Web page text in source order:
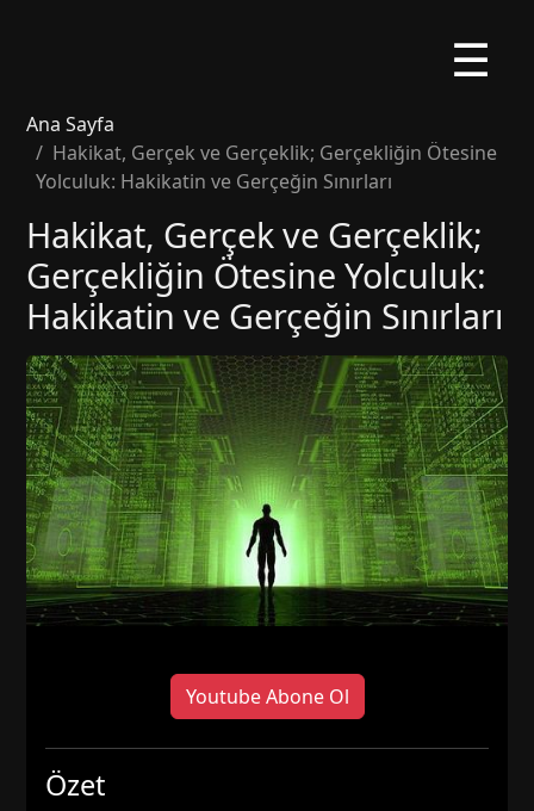
☰
Ana Sayfa
Hakikat, Gerçek ve Gerçeklik; Gerçekliğin Ötesine
Yolculuk: Hakikatin ve Gerçeğin Sınırları
Hakikat, Gerçek ve Gerçeklik;
Gerçekliğin Ötesine Yolculuk:
Hakikatin ve Gerçeğin Sınırları
Youtube Abone Ol
Özet